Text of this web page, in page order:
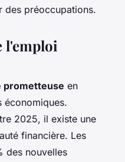
préoccupations.
l'emploi
prometteuse en
économiques.
2025, il existe une
financière. Les
des nouvelles